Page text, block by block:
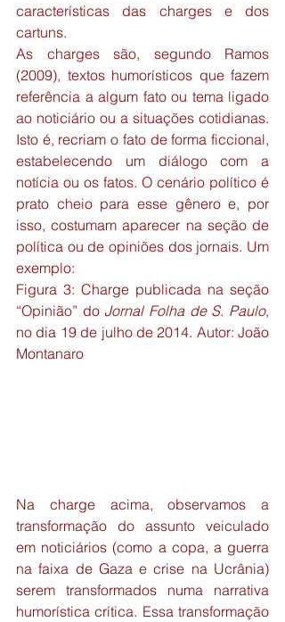
características das charges e dos
cartuns.
As charges são, segundo Ramos
(2009), textos humorísticos que fazem
referência a algum fato ou tema ligado
ao noticiário ou a situações cotidianas.
Isto é, recriam o fato de forma ficcional,
estabelecendo um diálogo com a
notícia ou os fatos. O cenário político é
prato cheio para esse gênero e, por
isso, costumam aparecer na seção de
política ou de opiniões dos jornais. Um
exemplo:
Figura 3: Charge publicada na seção
“Opinião” do Jornal Folha de S. Paulo,
no dia 19 de julho de 2014. Autor: João
Montanaro
Na charge acima, observamos a
transformação do assunto veiculado
em noticiários (como a copa, a guerra
na faixa de Gaza e crise na Ucrânia)
serem transformados numa narrativa
humorística crítica. Essa transformação